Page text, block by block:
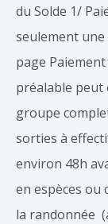
du Solde 1/
seulement
page
préalable peut
groupe
sorties à
environ 48h
en espèces ou
la randonnée